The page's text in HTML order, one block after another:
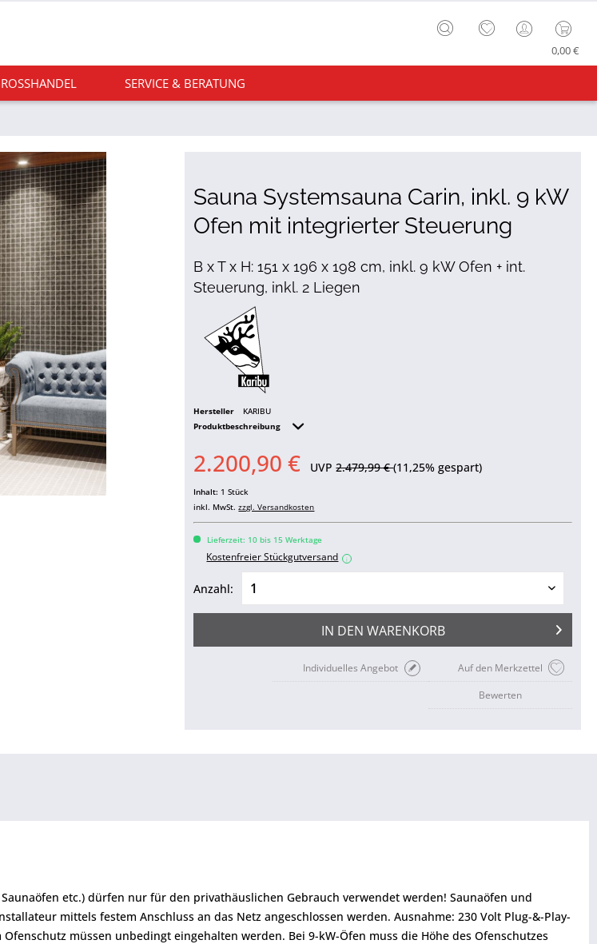
0,00 €
SERVICE & BERATUNG
Sauna Systemsauna Carin, inkl. 9 kW
Ofen mit integrierter Steuerung
B x T x H: 151 x 196 x 198 cm, inkl. 9 kW Ofen + int.
Steuerung, inkl. 2 Liegen
Hersteller
KARIBU
Produktbeschreibung
2.200,90 € UVP2.479,99 €(11,25% gespart)
Inhalt: 1 Stück
inkl. MwSt.zzgl. Versandkosten
Lieferzeit: 10 bis 15 Werktage
Kostenfreier Stückgutversand i
Anzahl:
IN DEN WARENKORB
Auf den Merkzettel
Individuelles Angebot
Bewerten
etc.) dürfen nur für den privathäuslichen Gebrauch verwendet werden! Saunaöfen und
mittels festem Anschluss an das Netz angeschlossen werden. Ausnahme: 230 Volt Plug-&-Play-
müssen unbedingt eingehalten werden. Bei 9-kW-Öfen muss die Höhe des Ofenschutzes